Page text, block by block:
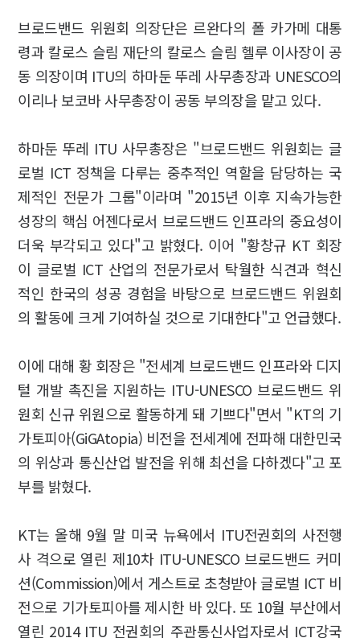
브로드밴드 위원회 의장단은 르완다의 폴 카가메 대통
령과 칼로스 슬림 재단의 칼로스 슬림 헬루 이사장이 공
동 의장이며 ITU의 하마둔 뚜레 사무총장과 UNESCO의
이리나 보코바 사무총장이 공동 부의장을 맡고 있다.
하마둔 뚜레 ITU 사무총장은 "브로드밴드 위원회는 글
로벌 ICT 정책을 다루는 중추적인 역할을 담당하는 국
제적인 전문가 그룹"이라며 "2015년 이후 지속가능한
성장의 핵심 어젠다로서 브로드밴드 인프라의 중요성이
더욱 부각되고 있다"고 밝혔다. 이어 "황창규 KT 회장
이 글로벌 ICT 산업의 전문가로서 탁월한 식견과 혁신
적인 한국의 성공 경험을 바탕으로 브로드밴드 위원회
의 활동에 크게 기여하실 것으로 기대한다"고 언급했다.
이에 대해 황 회장은 "전세계 브로드밴드 인프라와 디지
털 개발 촉진을 지원하는 ITU-UNESCO 브로드밴드 위
원회 신규 위원으로 활동하게 돼 기쁘다"면서 "KT의 기
가토피아(GiGAtopia) 비전을 전세계에 전파해 대한민국
의 위상과 통신산업 발전을 위해 최선을 다하겠다"고 포
부를 밝혔다.
KT는 올해 9월 말 미국 뉴욕에서 ITU전권회의 사전행
사 격으로 열린 제10차 ITU-UNESCO 브로드밴드 커미
션(Commission)에서 게스트로 초청받아 글로벌 ICT 비
전으로 기가토피아를 제시한 바 있다. 또 10월 부산에서
열린 2014 ITU 전권회의 주관통신사업자로서 ICT강국